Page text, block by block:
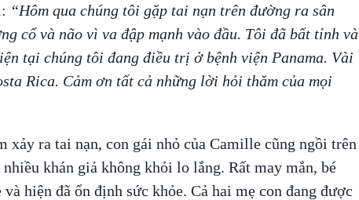
“Hôm qua chúng tôi gặp tai nạn trên đường ra sân
cổ và não vì va đập mạnh vào đầu. Tôi đã bất tỉnh và
tại chúng tôi đang điều trị ở bệnh viện Panama. Vài
Rica. Cảm ơn tất cả những lời hỏi thăm của mọi
xảy ra tai nạn, con gái nhỏ của Camille cũng ngồi trên
khán giả không khỏi lo lắng. Rất may mắn, bé
hiện đã ổn định sức khỏe. Cả hai mẹ con đang được